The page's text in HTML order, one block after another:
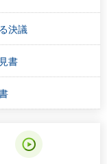
決議
書